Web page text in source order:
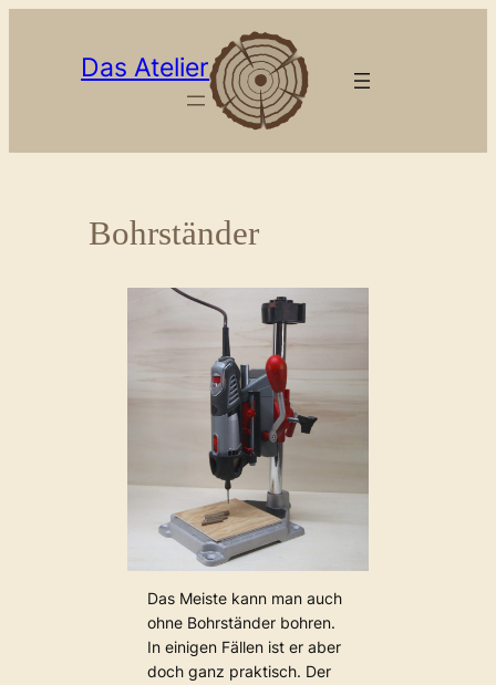
Das Atelier
Bohrständer
Das Meiste kann man auch
ohne Bohrständer bohren.
In einigen Fällen ist er aber
doch ganz praktisch. Der